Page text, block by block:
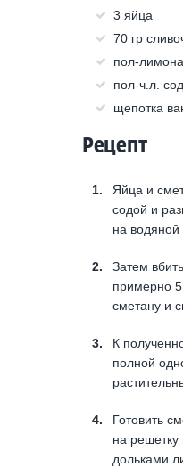
3 яйца
70 гр
пол-
пол-ч.л.
щепотка
Рецепт
Яйца и
содой и
на водяной
Затем
примерно
сметану и
К
полной
Готовить
на решетку
дольками